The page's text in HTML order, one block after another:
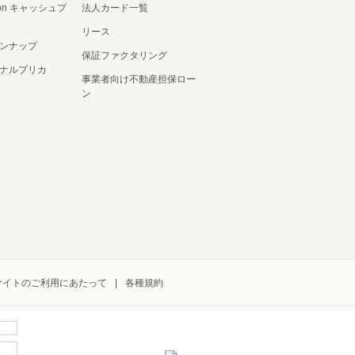
キャッシュプ
ナップ
ルプリカ
法人カード一覧
リース
保証ファクタリング
事業者向け不動産担保ロー
ン
イトのご利用にあたって 各種規約